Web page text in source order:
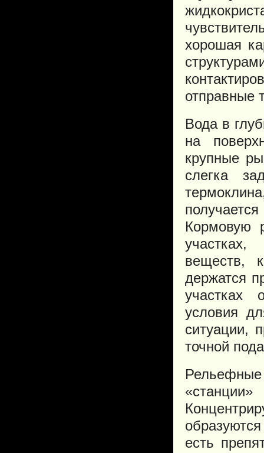
хорошая
отправные
Вода в
на
крупные
слегка
Кормовую
веществ,
держатся
участках
условия
ситуации,
точной
Рельефные
есть